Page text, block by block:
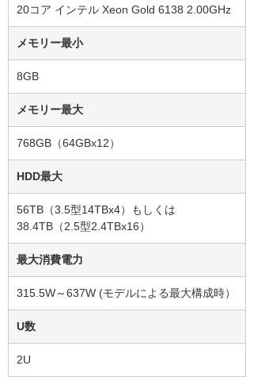
20コア インテル Xeon Gold 6138 2.00GHz
メモリー最小
8GB
メモリー最大
768GB（64GBx12）
HDD最大
56TB（3.5型14TBx4）もしくは
38.4TB（2.5型2.4TBx16）
最大消費電力
315.5W～637W (モデルによる最大構成時）
U数
2U